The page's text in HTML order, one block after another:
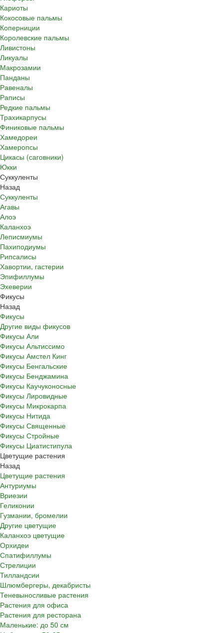
Кариоты
Кокосовые пальмы
Коперниции
Королевские пальмы
Ливистоны
Ликуалы
Макрозамии
Панданы
Равеналы
Раписы
Редкие пальмы
Трахикарпусы
Финиковые пальмы
Хамедореи
Хамеропсы
Цикасы (саговники)
Юкки
Суккуленты
Назад
Суккуленты
Агавы
Алоэ
Каланхоэ
Леписмиумы
Пахиподиумы
Рипсалисы
Хавортии, гастерии
Эпифиллумы
Эхеверии
Фикусы
Назад
Фикусы
Другие виды фикусов
Фикусы Али
Фикусы Альтиссимо
Фикусы Амстел Кинг
Фикусы Бенгальские
Фикусы Бенджамина
Фикусы Каучуконосные
Фикусы Лировидные
Фикусы Микрокарпа
Фикусы Нитида
Фикусы Священные
Фикусы Стройные
Фикусы Циатистипула
Цветущие растения
Назад
Цветущие растения
Антуриумы
Вриезии
Геликонии
Гузмании, бромелии
Другие цветущие
Каланхоэ цветущие
Орхидеи
Спатифиллумы
Стрелиции
Тилландсии
Шлюмбергеры, декабристы
Теневыносливые растения
Растения для офиса
Растения для ресторана
Маленькие: до 50 см